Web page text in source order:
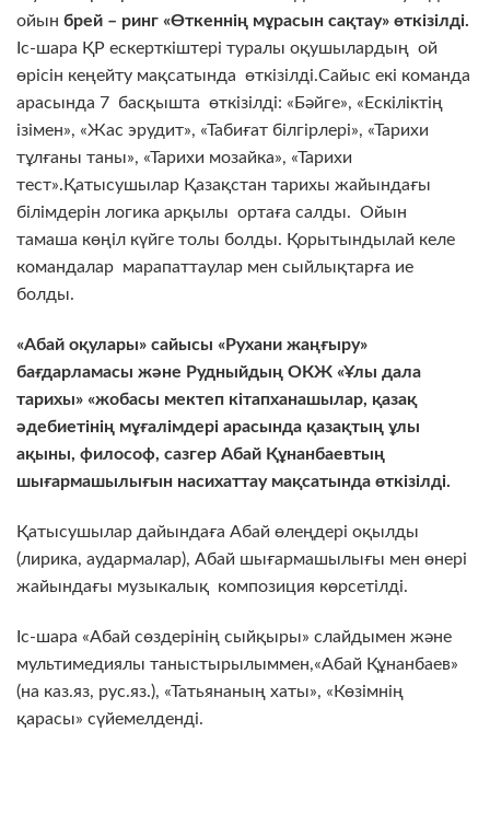
ойын брей – ринг «Өткеннің мұрасын сақтау» өткізілді.
Іс-шара ҚР ескерткіштері туралы оқушылардың ой
өрісін кеңейту мақсатында өткізілді.Сайыс екі команда
арасында 7 басқышта өткізілді: «Бәйге», «Ескіліктің
ізімен», «Жас эрудит», «Табиғат білгірлері», «Тарихи
тұлғаны таны», «Тарихи мозайка», «Тарихи
тест».Қатысушылар Қазақстан тарихы жайындағы
білімдерін логика арқылы ортаға салды. Ойын
тамаша көңіл күйге толы болды. Қорытындылай келе
командалар марапаттаулар мен сыйлықтарға ие
болды.
«Абай оқулары» сайысы «Рухани жаңғыру»
бағдарламасы және Рудныйдың ОКЖ «Ұлы дала
тарихы» «жобасы мектеп кітапханашылар, қазақ
әдебиетінің мұғалімдері арасында қазақтың ұлы
ақыны, философ, сазгер Абай Құнанбаевтың
шығармашылығын насихаттау мақсатында өткізілді.
Қатысушылар дайындаға Абай өлеңдері оқылды
(лирика, аудармалар), Абай шығармашылығы мен өнері
жайындағы музыкалық композиция көрсетілді.
Іс-шара «Абай сөздерінің сыйқыры» слайдымен және
мультимедиялы таныстырылыммен,«Абай Құнанбаев»
(на каз.яз, рус.яз.), «Татьянаның хаты», «Көзімнің
қарасы» сүйемелденді.